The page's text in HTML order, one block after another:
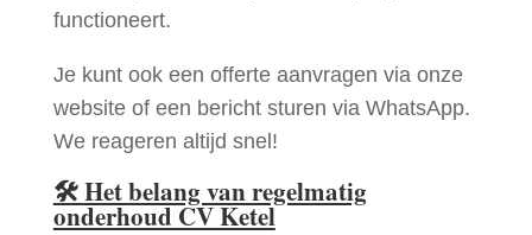
functioneert.
Je kunt ook een offerte aanvragen via onze
website of een bericht sturen via WhatsApp.
We reageren altijd snel!
🛠Het belang van regelmatig
onderhoud CV Ketel